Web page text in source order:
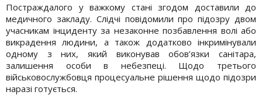
Постраждалого у важкому стані згодом доставили до
медичного закладу. Слідчі повідомили про підозру двом
учасникам інциденту за незаконне позбавлення волі або
викрадення людини, а також додатково інкримінували
одному з них, який виконував обов’язки санітара,
залишення особи в небезпеці. Щодо третього
військовослужбовця процесуальне рішення щодо підозри
наразі готується.